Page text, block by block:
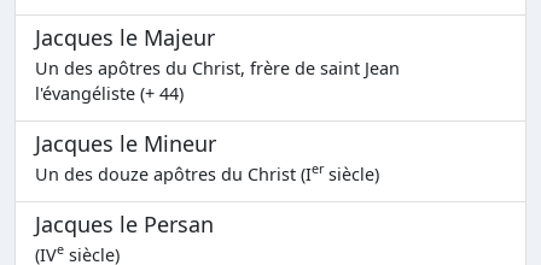
Jacques le Majeur
Un des apôtres du Christ, frère de saint Jean
l'évangéliste (+ 44)
Jacques le Mineur
Un des douze apôtres du Christ (Iersiècle)
Jacques le Persan
(IVe siècle)